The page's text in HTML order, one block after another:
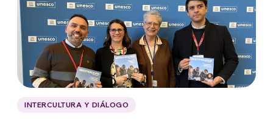
INTERCULTURA Y DIÁLOGO